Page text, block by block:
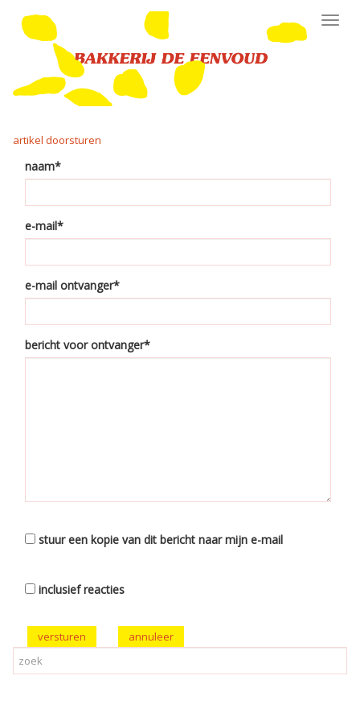
artikel doorsturen
naam*
e-mail*
e-mail ontvanger*
bericht voor ontvanger*
stuur een kopie van dit bericht naar mijn e-mail
inclusief reacties
versturen